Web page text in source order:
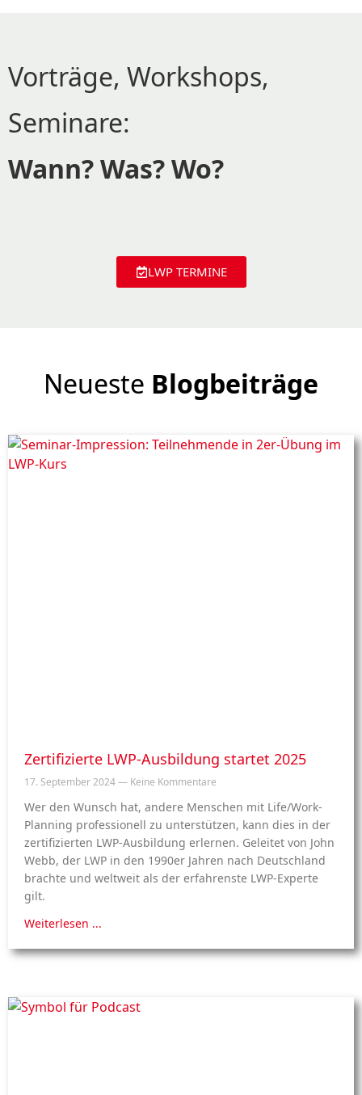
Vorträge, Workshops,
Seminare:
Wann? Was? Wo?
LWP TERMINE
Neueste Blogbeiträge
Zertifizierte LWP-Ausbildung startet 2025
17. September 2024 Keine Kommentare
Wer den Wunsch hat, andere Menschen mit Life/Work-
Planning professionell zu unterstützen, kann dies in der
zertifizierten LWP-Ausbildung erlernen. Geleitet von John
Webb, der LWP in den 1990er Jahren nach Deutschland
brachte und weltweit als der erfahrenste LWP-Experte
gilt.
Weiterlesen ...